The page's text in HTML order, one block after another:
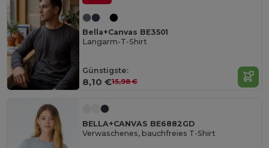
Bella+Canvas BE3501
Langarm-T-Shirt
Günstigste:
8,10 €15,98 €
BELLA+CANVAS BE6882GD
Verwaschenes, bauchfreies T-Shirt